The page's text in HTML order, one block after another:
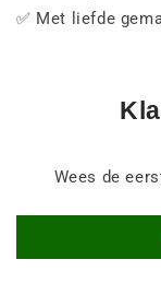
✅ Met liefde
Wees de